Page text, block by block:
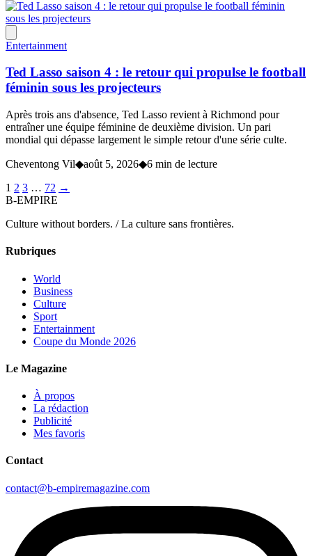
Entertainment
Ted Lasso saison 4 : le retour qui propulse le football
féminin sous les projecteurs
Après trois ans d'absence, Ted Lasso revient à Richmond pour
entraîner une équipe féminine de deuxième division. Un pari
mondial qui dépasse largement le simple retour d'une série culte.
Cheventong Vil◆août 5, 2026◆6 min de lecture
1 2 3 … 72 →
B-EMPIRE
Culture without borders. / La culture sans frontières.
Rubriques
World
Business
Culture
Sport
Entertainment
Coupe du Monde 2026
Le Magazine
À propos
La rédaction
Publicité
Mes favoris
Contact
contact@b-empiremagazine.com